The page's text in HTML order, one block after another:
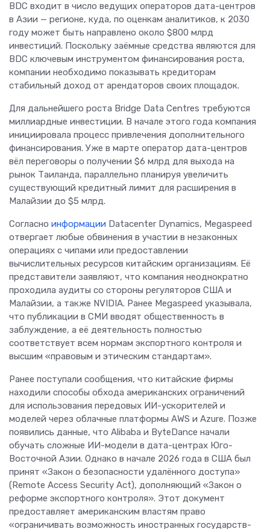
BDC входит в число ведущих операторов дата-центров
в Азии — регионе, куда, по оценкам аналитиков, к 2030
году может быть направлено около $800 млрд
инвестиций. Поскольку заёмные средства являются для
BDC ключевым инструментом финансирования роста,
компании необходимо показывать кредиторам
стабильный доход от арендаторов своих площадок.
Для дальнейшего роста Bridge Data Centres требуются
миллиардные инвестиции. В начале этого года компания
инициировала процесс привлечения дополнительного
финансирования. Уже в марте оператор дата-центров
вёл переговоры о получении $6 млрд для выхода на
рынок Таиланда, параллельно планируя увеличить
существующий кредитный лимит для расширения в
Малайзии до $5 млрд.
Согласно информации Datacenter Dynamics, Megaspeed
отвергает любые обвинения в участии в незаконных
операциях с чипами или предоставлении
вычислительных ресурсов китайским организациям. Её
представители заявляют, что компания неоднократно
проходила аудиты со стороны регуляторов США и
Малайзии, а также NVIDIA. Ранее Megaspeed указывала,
что публикации в СМИ вводят общественность в
заблуждение, а её деятельность полностью
соответствует всем нормам экспортного контроля и
высшим «правовым и этическим стандартам».
Ранее поступали сообщения, что китайские фирмы
находили способы обхода американских ограничений
для использования передовых ИИ-ускорителей и
моделей через облачные платформы AWS и Azure. Позже
появились данные, что Alibaba и ByteDance начали
обучать сложные ИИ-модели в дата-центрах Юго-
Восточной Азии. Однако в начале 2026 года в США был
принят «Закон о безопасности удалённого доступа»
(Remote Access Security Act), дополняющий «Закон о
реформе экспортного контроля». Этот документ
предоставляет американским властям право
«ограничивать возможность иностранных государств-